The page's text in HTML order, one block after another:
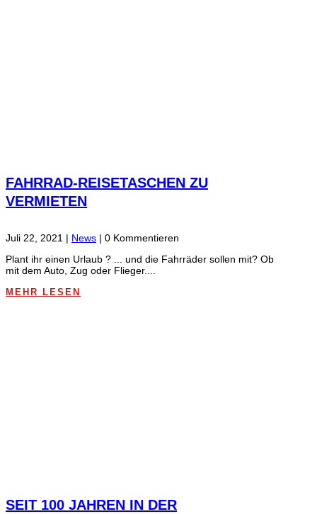
FAHRRAD-REISETASCHEN ZU
VERMIETEN
Juli 22, 2021 | News | 0 Kommentieren
Plant ihr einen Urlaub ? ... und die Fahrräder sollen mit? Ob
mit dem Auto, Zug oder Flieger....
MEHR LESEN
SEIT 100 JAHREN IN DER